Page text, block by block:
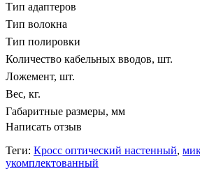
Тип адаптеров
Тип волокна
Тип полировки
Количество кабельных вводов, шт.
Ложемент, шт.
Вес, кг.
Габаритные размеры, мм
Написать отзыв
Теги: Кросс оптический настенный,
укомплектованный